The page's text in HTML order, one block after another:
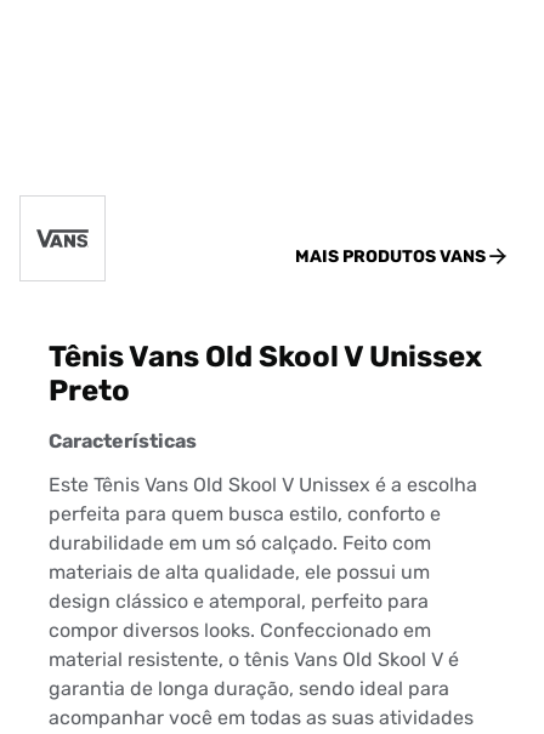
MAIS PRODUTOSVANS
Tênis Vans Old Skool V Unissex
Preto
Características
Este Tênis Vans Old Skool V Unissex é a escolha
perfeita para quem busca estilo, conforto e
durabilidade em um só calçado. Feito com
materiais de alta qualidade, ele possui um
design clássico e atemporal, perfeito para
compor diversos looks. Confeccionado em
material resistente, o tênis Vans Old Skool V é
garantia de longa duração, sendo ideal para
acompanhar você em todas as suas atividades